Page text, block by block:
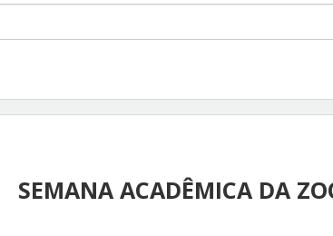
SEMANA ACADÊMICA DA